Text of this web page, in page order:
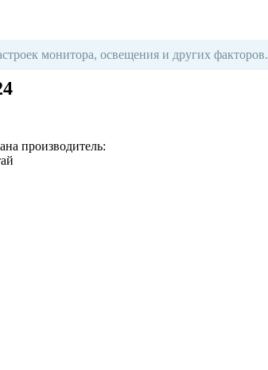
монитора, освещения и других факторов.
производитель: